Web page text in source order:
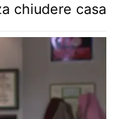
chiudere casa